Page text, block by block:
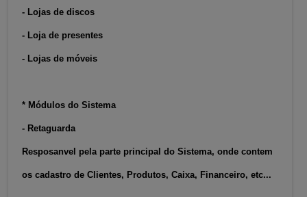
- Lojas de discos
- Loja de presentes
- Lojas de móveis
* Módulos do Sistema
- Retaguarda
Resposanvel pela parte principal do Sistema, onde contem
os cadastro de Clientes, Produtos, Caixa, Financeiro, etc...